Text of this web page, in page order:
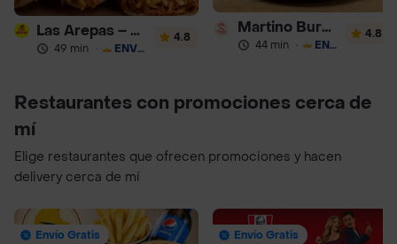
Las Arepas – Arepas Rellenas
49 min · ENVÍO GRATIS
4.8
Martino Burgers
44 min · ENVÍO GRATIS
4.8
Restaurantes con promociones cerca de
mí
Elige restaurantes que ofrecen promociones y hacen
delivery cerca de mí
Envío Gratis Envío Gratis